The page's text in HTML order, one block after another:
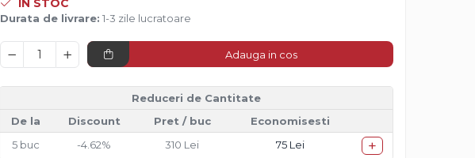
IN STOC
Durata de livrare: 1-3 zile lucratoare
Adauga in cos
Reduceri de Cantitate
De la
Discount Pret / buc
Economisesti
5 buc -4.62% 310 Lei 75 Lei +